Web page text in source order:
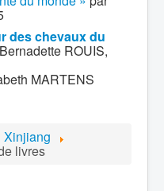
des chevaux du
ROUIS,
MARTENS
Xinjiang
livres